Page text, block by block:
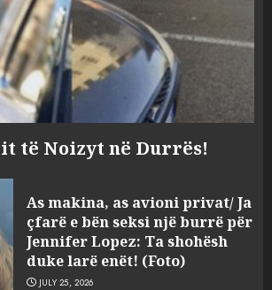
të Noizyt në Durrës!
As makina, as avioni privat/ Ja
çfarë e bën seksi një burrë për
Jennifer Lopez: Ta shohësh
duke larë enët! (Foto)
JULY 25, 2026